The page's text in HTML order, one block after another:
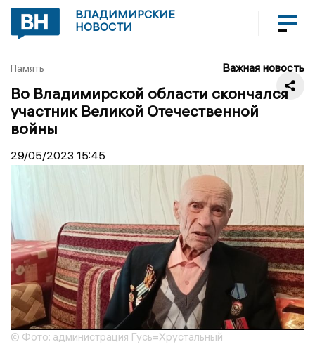
ВЛАДИМИРСКИЕ
НОВОСТИ
Память Важная новость
Во Владимирской области скончался
участник Великой Отечественной
войны
29/05/2023 15:45
© Фото: администрация Гусь=Хрустальный